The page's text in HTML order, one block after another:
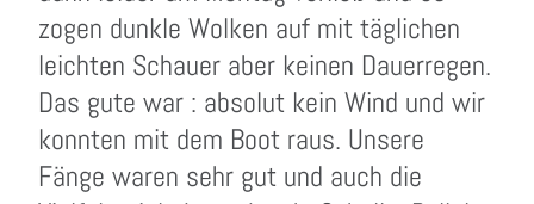
zogen dunkle Wolken auf mit täglichen
leichten Schauer aber keinen Dauerregen.
Das gute war : absolut kein Wind und wir
konnten mit dem Boot raus. Unsere
Fänge waren sehr gut und auch die